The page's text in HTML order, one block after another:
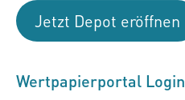
Jetzt Depot eröffnen
Wertpapierportal Login